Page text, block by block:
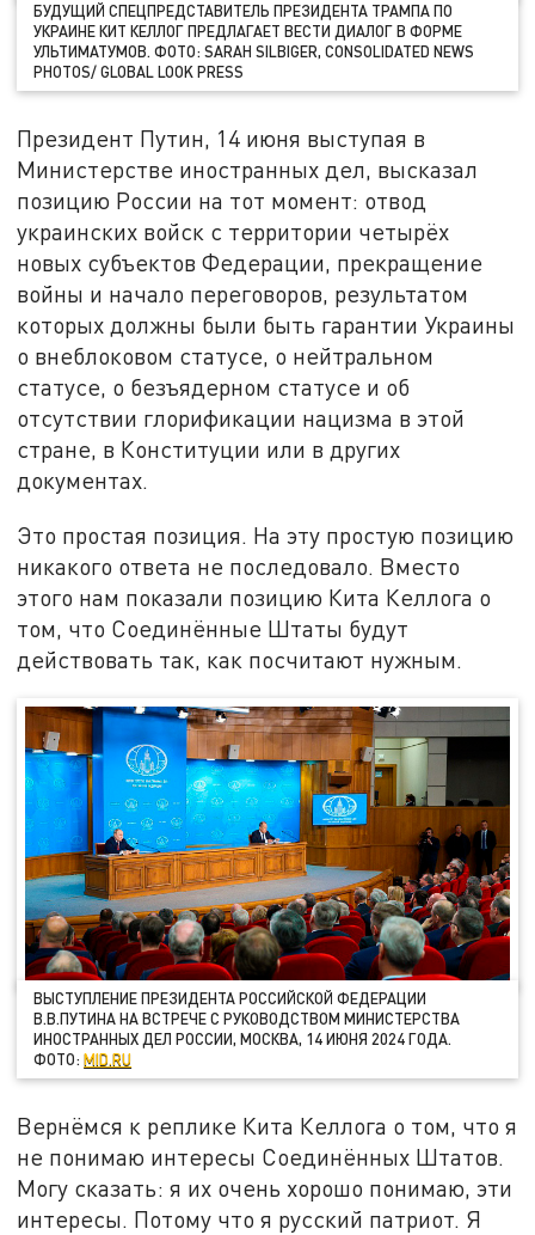
БУДУЩИЙ СПЕЦПРЕДСТАВИТЕЛЬ ПРЕЗИДЕНТА ТРАМПА ПО
УКРАИНЕ КИТ КЕЛЛОГ ПРЕДЛАГАЕТ ВЕСТИ ДИАЛОГ В ФОРМЕ
УЛЬТИМАТУМОВ. ФОТО: SARAH SILBIGER, CONSOLIDATED NEWS
PHOTOS/ GLOBAL LOOK PRESS
Президент Путин, 14 июня выступая в
Министерстве иностранных дел, высказал
позицию России на тот момент: отвод
украинских войск с территории четырёх
новых субъектов Федерации, прекращение
войны и начало переговоров, результатом
которых должны были быть гарантии Украины
о внеблоковом статусе, о нейтральном
статусе, о безъядерном статусе и об
отсутствии глорификации нацизма в этой
стране, в Конституции или в других
документах.
Это простая позиция. На эту простую позицию
никакого ответа не последовало. Вместо
этого нам показали позицию Кита Келлога о
том, что Соединённые Штаты будут
действовать так, как посчитают нужным.
ВЫСТУПЛЕНИЕ ПРЕЗИДЕНТА РОССИЙСКОЙ ФЕДЕРАЦИИ
В.В.ПУТИНА НА ВСТРЕЧЕ С РУКОВОДСТВОМ МИНИСТЕРСТВА
ИНОСТРАННЫХ ДЕЛ РОССИИ, МОСКВА, 14 ИЮНЯ 2024 ГОДА.
ФОТО:MID.RU
Вернёмся к реплике Кита Келлога о том, что я
не понимаю интересы Соединённых Штатов.
Могу сказать: я их очень хорошо понимаю, эти
интересы. Потому что я русский патриот. Я